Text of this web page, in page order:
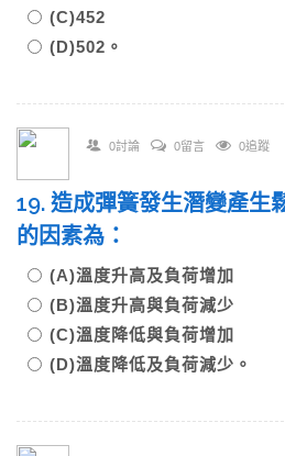
(C)452
(D)502。
0討論 0留言 0追蹤
19. 造成彈簧發生潛變產生
的因素為：
(A)溫度升高及負荷增加
(B)溫度升高與負荷減少
(C)溫度降低與負荷增加
(D)溫度降低及負荷減少。